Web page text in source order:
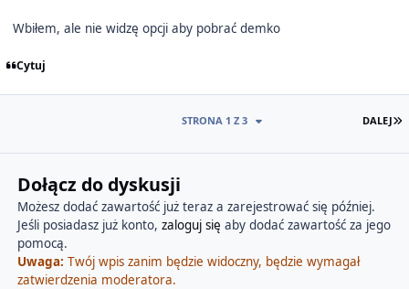
Wbiłem, ale nie widzę opcji aby pobrać demko
Cytuj
DALEJ
STRONA 1 Z 3
Dołącz do dyskusji
Możesz dodać zawartość już teraz a zarejestrować się później.
Jeśli posiadasz już konto, zaloguj się aby dodać zawartość za jego
pomocą.
Uwaga: Twój wpis zanim będzie widoczny, będzie wymagał
zatwierdzenia moderatora.